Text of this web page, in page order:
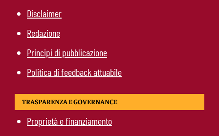
Disclaimer
Redazione
Principi di pubblicazione
Politica di feedback attuabile
TRASPARENZA E GOVERNANCE
Proprietà e finanziamento